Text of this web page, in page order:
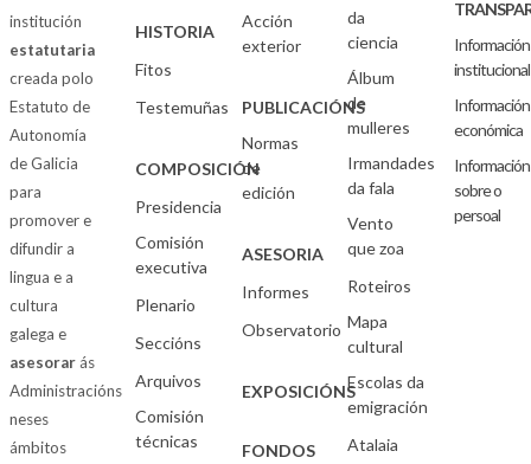
institución
estatutaria
creada polo
Estatuto de
Autonomía
de Galicia
para
promover e
difundir a
lingua e a
cultura
galega e
asesorarás
Administracións
neses
ámbitos
HISTORIA
Fitos
Testemuñas
COMPOSICIÓN
Presidencia
Comisión
executiva
Plenario
Seccións
Arquivos
Comisión
técnicas
Acción
exterior
PUBLICACIÓNS
Normas
de
edición
ASESORIA
Informes
Observatorio
EXPOSICIÓNS
FONDOS
da
ciencia
Álbum
de
mulleres
Irmandades
da fala
Vento
que zoa
Roteiros
Mapa
cultural
Escolas da
emigración
Atalaia
Información
institucional
Información
económica
Información
sobre o
persoal